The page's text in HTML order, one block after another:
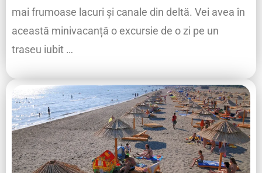
mai frumoase lacuri și canale din deltă. Vei avea în
această minivacanță o excursie de o zi pe un
traseu iubit …